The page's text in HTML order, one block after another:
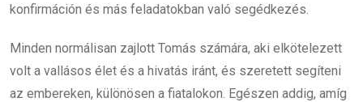
konfirmáción és más feladatokban való segédkezés.
Minden normálisan zajlott Tomás számára, aki elkötelezett
volt a vallásos élet és a hivatás iránt, és szeretett segíteni
az embereken, különösen a fiatalokon. Egészen addig, amíg